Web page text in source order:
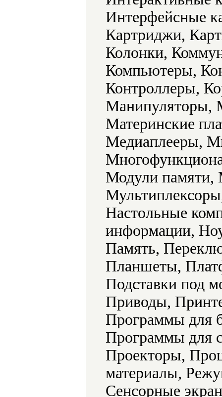
Интерфейсные
Картриджи,
Колонки,
Компьютеры,
Контроллеры,
Манипуляторы,
Материнские
Медиаплееры,
Модули памяти,
Настольные
информации,
Память,
Планшеты,
Подставки под
Приводы,
Программы для
Программы для
Проекторы,
материалы,
Сенсорные